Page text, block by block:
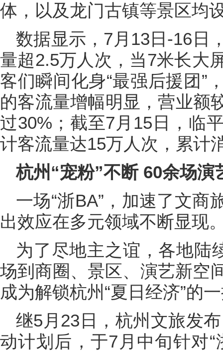
体，以及龙门古镇等景区均
数据显示，7月13日-16日
量超2.5万人次，当7米长大
客们瞬间化身“最强后援团”
的客流量增幅明显，营业额
过30%；截至7月15日，临
计客流量达15万人次，累计
杭州“宠粉”不断 60余场演
一场“浙BA”，加速了文商
出效应在多元领域不断显现
为了尽地主之谊，各地陆
场到商圈、景区、演艺新空
成为解锁杭州“夏日经济”的
继5月23日，杭州文旅发
动计划后，于7月中旬针对“